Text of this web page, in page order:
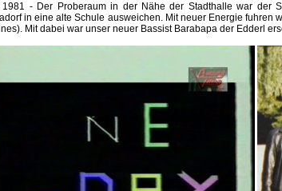
1981 - Der Proberaum in der Nähe der Stadthalle war der
in eine alte Schule ausweichen. Mit neuer Energie fuhren
Mit dabei war unser neuer Bassist Barabapa der Edderl